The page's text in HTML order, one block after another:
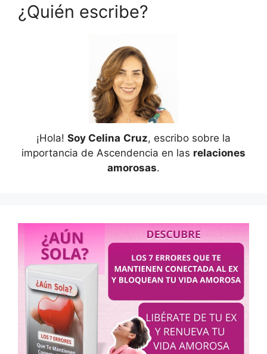
¿Quién escribe?
¡Hola! Soy Celina Cruz, escribo sobre la
importancia de Ascendencia en las relaciones
amorosas.